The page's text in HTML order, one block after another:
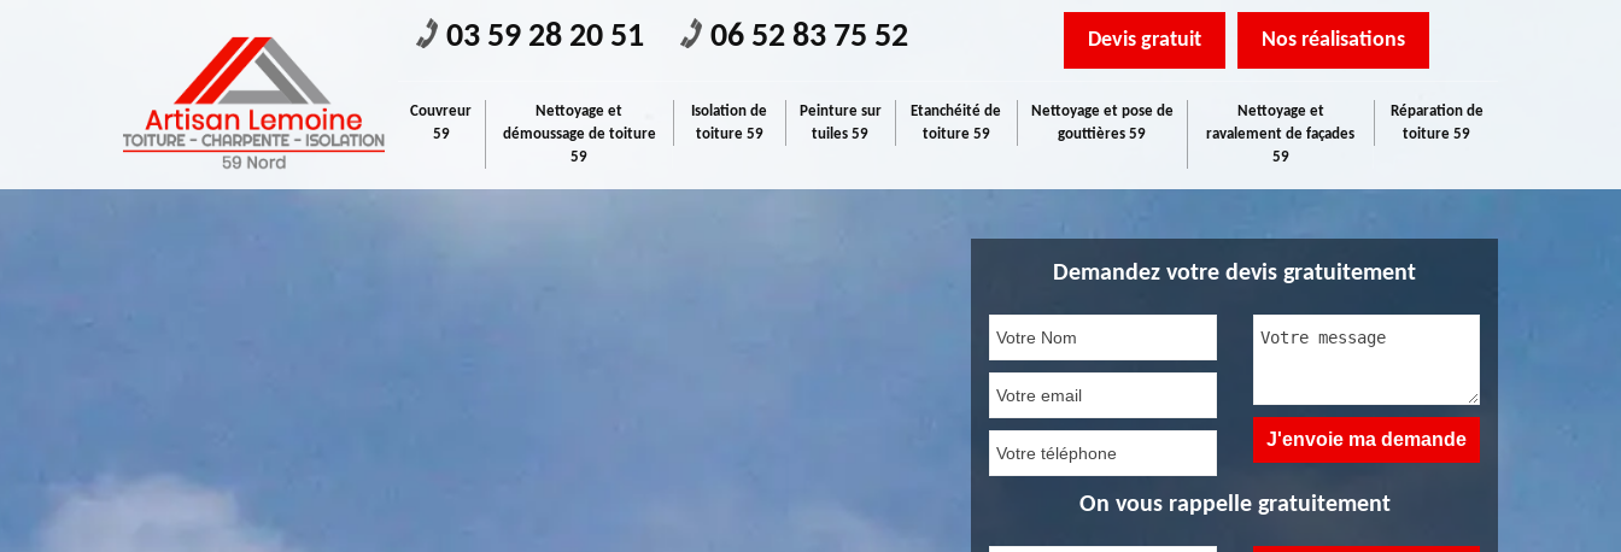
03 59 28 20 51 06 52 83 75 52 Devis gratuit Nos réalisations
Couvreur
59
Nettoyage et
démoussage de toiture
59
Isolation de
toiture 59
Peinture sur
tuiles 59
Etanchéité de
toiture 59
Nettoyage et pose de
gouttières 59
Nettoyage et
ravalement de façades
59
Réparation de
toiture 59
Demandez votre devis gratuitement
On vous rappelle gratuitement